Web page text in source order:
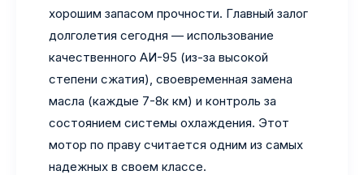
хорошим запасом прочности. Главный залог
долголетия сегодня — использование
качественного АИ-95 (из-за высокой
степени сжатия), своевременная замена
масла (каждые 7-8к км) и контроль за
состоянием системы охлаждения. Этот
мотор по праву считается одним из самых
надежных в своем классе.